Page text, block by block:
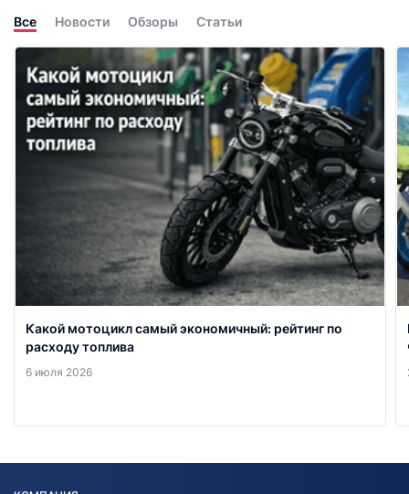
Все Новости Обзоры Статьи
Какой мотоцикл самый экономичный: рейтинг по
расходу топлива
6 июля 2026